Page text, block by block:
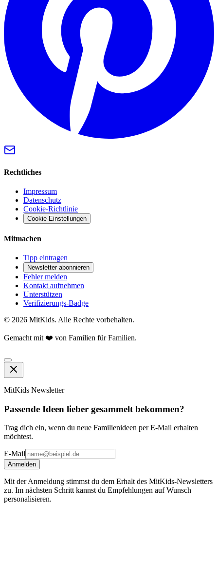
Rechtliches
Impressum
Datenschutz
Cookie-Richtlinie
Cookie-Einstellungen
Mitmachen
Tipp eintragen
Newsletter abonnieren
Fehler melden
Kontakt aufnehmen
Unterstützen
Verifizierungs-Badge
© 2026 MitKids. Alle Rechte vorbehalten.
Gemacht mit ❤️ von Familien für Familien.
MitKids Newsletter
Passende Ideen lieber gesammelt bekommen?
Trag dich ein, wenn du neue Familienideen per E-Mail erhalten
möchtest.
E-Mail
Anmelden
Mit der Anmeldung stimmst du dem Erhalt des MitKids-Newsletters
zu. Im nächsten Schritt kannst du Empfehlungen auf Wunsch
personalisieren.